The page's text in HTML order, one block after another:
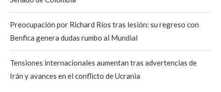
Preocupación por Richard Ríos tras lesión: su regreso con
Benfica genera dudas rumbo al Mundial
Tensiones internacionales aumentan tras advertencias de
Irán y avances en el conflicto de Ucrania